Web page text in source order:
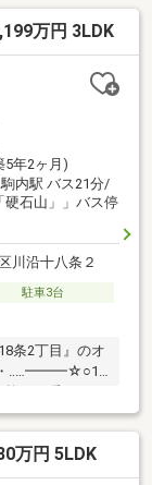
りで、二世帯
ストア、小中
万円 3LDK
5年2ヶ月)
内駅 バス21分/
硬石山」」バス停
川沿十八条２
駐車3台
2丁目』のオ
‥…━━━☆○1
き抜けのキャ
用○優れた収
備え生活空間
歩5分圏内。ス
万円 5LDK